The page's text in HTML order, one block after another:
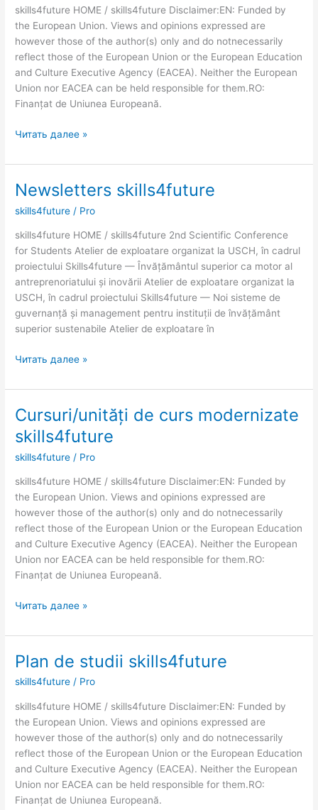
skills4future HOME / skills4future Disclaimer:EN: Funded by
the European Union. Views and opinions expressed are
however those of the author(s) only and do notnecessarily
reflect those of the European Union or the European Education
and Culture Executive Agency (EACEA). Neither the European
Union nor EACEA can be held responsible for them.RO:
Finanțat de Uniunea Europeană.
skills4future
Читать далее »
Newsletters skills4future
skills4future / Pro
skills4future HOME / skills4future 2nd Scientific Conference
for Students Atelier de exploatare organizat la USCH, în cadrul
proiectului Skills4future — Învățământul superior ca motor al
antreprenoriatului și inovării Atelier de exploatare organizat la
USCH, în cadrul proiectului Skills4future — Noi sisteme de
guvernanță și management pentru instituții de învățământ
superior sustenabile Atelier de exploatare în
Newsletters
Читать далее »
Cursuri/unități de curs modernizate
skills4future
skills4future / Pro
skills4future HOME / skills4future Disclaimer:EN: Funded by
the European Union. Views and opinions expressed are
however those of the author(s) only and do notnecessarily
reflect those of the European Union or the European Education
and Culture Executive Agency (EACEA). Neither the European
Union nor EACEA can be held responsible for them.RO:
Finanțat de Uniunea Europeană.
Cursuri/unități
de
curs
modernizate
Читать далее »
Plan de studii skills4future
skills4future / Pro
skills4future HOME / skills4future Disclaimer:EN: Funded by
the European Union. Views and opinions expressed are
however those of the author(s) only and do notnecessarily
reflect those of the European Union or the European Education
and Culture Executive Agency (EACEA). Neither the European
Union nor EACEA can be held responsible for them.RO:
Finanțat de Uniunea Europeană.
Plan
studii
skills4future